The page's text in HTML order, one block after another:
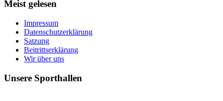
Meist gelesen
Impressum
Datenschutzerklärung
Satzung
Beitrittserklärung
Wir über uns
Unsere Sporthallen